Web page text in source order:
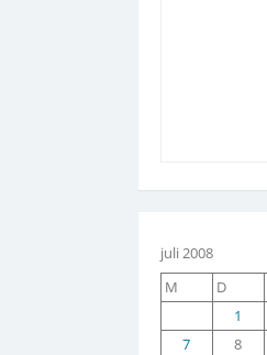
juli 2008
M
D
1
7
8